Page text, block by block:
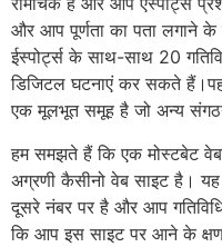
और आप पूर्णता का पता लगाने के
ईस्पोर्ट्स के साथ-साथ 20
डिजिटल घटनाएं कर सकते
एक मूलभूत समूह है जो अन्य
हम समझते हैं कि एक मोस्टबेट
अग्रणी कैसीनो वेब साइट है।
दूसरे नंबर पर है और आप
कि आप इस साइट पर आने के